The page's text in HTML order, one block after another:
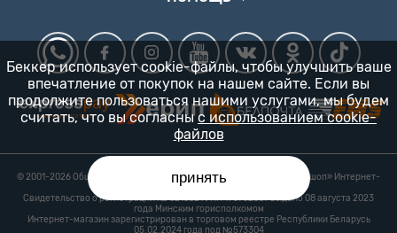
© 2001-2026 Общество с ограниченной ответственностью «Гарденшоп» Интернет-
магазин «БЕККЕР™» 24/7
Свидетельство о регистрации № 0218821 УНП 193702687 выдано 08 августа 2023
года Минским горисполкомом
Интернет-магазин зарегистрирован в торговом реестре Республики Беларусь
05.02.2024 года под №573304
Беккер использует cookie-файлы, чтобы улучшить ваше
впечатление от покупок на нашем сайте. Если вы
продолжите пользоваться нашими услугами, мы будем
считать, что вы согласны с использованием cookie-
файлов
принять